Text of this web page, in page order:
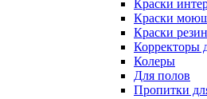
Краски
Краски
Краски
Корректоры
Колеры
Для полов
Пропитки